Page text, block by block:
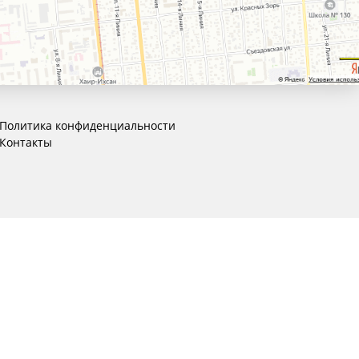
Политика конфиденциальности
Контакты